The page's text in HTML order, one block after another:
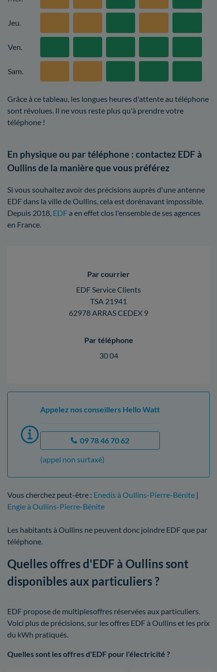
Jeu.
Ven.
Sam.
Grâce à ce tableau, les longues heures d'attente au téléphone
sont révolues. Il ne vous reste plus qu'à prendre votre
téléphone !
En physique ou par téléphone : contactez EDF à
Oullins de la manière que vous préférez
Si vous souhaitez avoir des précisions auprès d'une antenne
EDF dans la ville de Oullins, cela est dorénavant impossible.
Depuis 2018, EDFa en effet clos l'ensemble de ses agences
en France.
Par courrier
EDF Service Clients
TSA 21941
62978 ARRAS CEDEX 9
Par téléphone
30 04
Appelez nos conseillers Hello Watt
09 78 46 70 62
(appel non surtaxé)
Vous cherchez peut-être : Enedis à Oullins-Pierre-Bénite |
Engie à Oullins-Pierre-Bénite
Les habitants à Oullins ne peuvent donc joindre EDF que par
téléphone.
Quelles offres d'EDF à Oullins sont
disponibles aux particuliers ?
EDF propose de multiplesoffres réservées aux particuliers.
Voici plus de précisions, sur les offres EDF à Oullins et les prix
du kWh pratiqués.
Quelles sont les offres d'EDF pour l'électricité ?